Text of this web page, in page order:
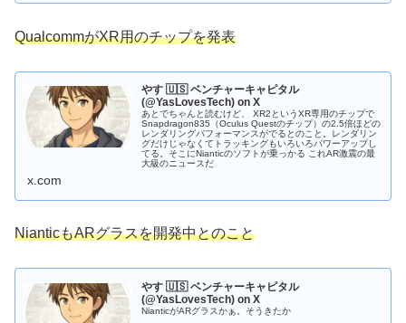
QualcommがXR用のチップを発表
やす 🇺🇸 ベンチャーキャピタル
(@YasLovesTech) on X
あとでちゃんと読むけど、 XR2というXR専用のチップで
Snapdragon835（Oculus Questのチップ）の2.5倍ほどの
レンダリングパフォーマンスがでるとのこと。レンダリン
グだけじゃなくてトラッキングもいろいろパワーアップし
てる。そこにNianticのソフトが乗っかる これAR激震の最
大級のニュースだ
x.com
NianticもARグラスを開発中とのこと
やす 🇺🇸 ベンチャーキャピタル
(@YasLovesTech) on X
NianticがARグラスかぁ。そうきたか